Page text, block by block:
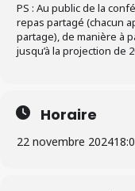
PS : Au public de la
repas partagé (chacun
partage), de manière à
jusqu’à la projection de
Horaire
22 novembre 2024